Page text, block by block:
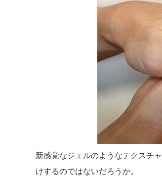
新感覚なジェルのようなテクスチ
けするのではないだろうか。